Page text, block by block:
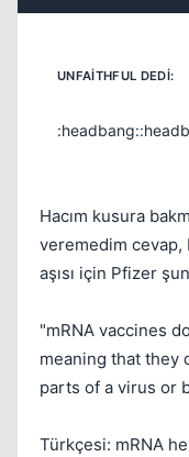
Hacım kusura
veremedim cevap,
aşısı için Pfizer
"mRNA vaccines
meaning that they
parts of a virus or
Türkçesi: mRNA